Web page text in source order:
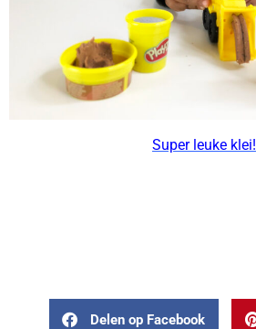
Super leuke klei!
Delen op Facebook